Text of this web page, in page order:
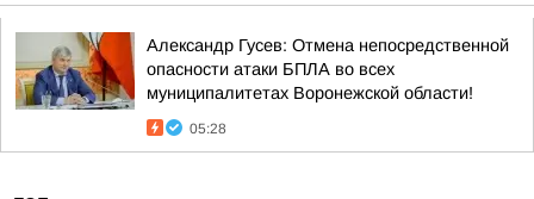
Александр Гусев: Отмена непосредственной
опасности атаки БПЛА во всех
муниципалитетах Воронежской области!
05:28